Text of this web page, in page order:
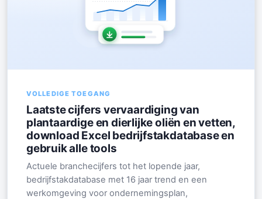
VOLLEDIGE TOEGANG
Laatste cijfers vervaardiging van
plantaardige en dierlijke oliën en vetten,
download Excel bedrijfstakdatabase en
gebruik alle tools
Actuele branchecijfers tot het lopende jaar,
bedrijfstakdatabase met 16 jaar trend en een
werkomgeving voor ondernemingsplan,